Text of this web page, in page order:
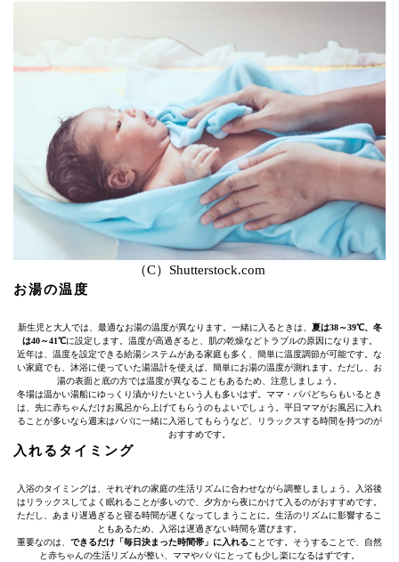
（C）Shutterstock.com
お湯の温度
新生児と大人では、最適なお湯の温度が異なります。一緒に入るときは、 夏は38～39℃、冬
は40～41℃に設定します。温度が高過ぎると、肌の乾燥などトラブルの原因になります。
近年は、温度を設定できる給湯システムがある家庭も多く、簡単に温度調節が可能です。な
い家庭でも、沐浴に使っていた湯温計を使えば、簡単にお湯の温度が測れます。ただし、お
湯の表面と底の方では温度が異なることもあるため、注意しましょう。
冬場は温かい湯船にゆっくり漬かりたいという人も多いはず。ママ・パパどちらもいるとき
は、先に赤ちゃんだけお風呂から上げてもらうのもよいでしょう。平日ママがお風呂に入れ
ることが多いなら週末はパパに一緒に入浴してもらうなど、リラックスする時間を持つのが
おすすめです。
入れるタイミング
入浴のタイミングは、それぞれの家庭の生活リズムに合わせながら調整しましょう。入浴後
はリラックスしてよく眠れることが多いので、夕方から夜にかけて入るのがおすすめです。
ただし、あまり遅過ぎると寝る時間が遅くなってしまうことに。生活のリズムに影響するこ
ともあるため、入浴は遅過ぎない時間を選びます。
重要なのは、 できるだけ「毎日決まった時間帯」に入れる ことです。そうすることで、自然
と赤ちゃんの生活リズムが整い、ママやパパにとっても少し楽になるはずです。